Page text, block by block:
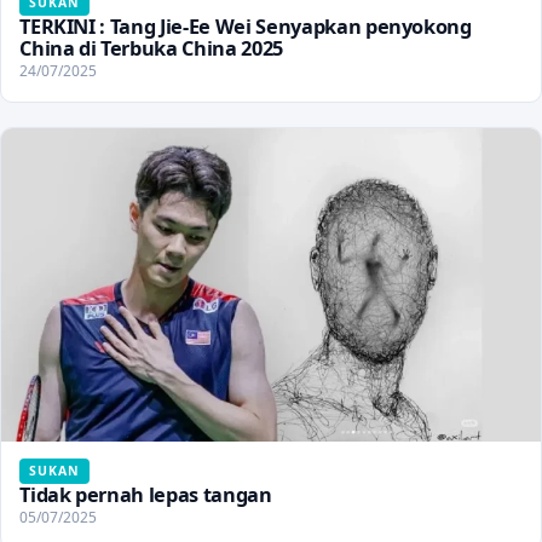
TERKINI : Tang Jie-Ee Wei Senyapkan penyokong
China di Terbuka China 2025
24/07/2025
SUKAN
Tidak pernah lepas tangan
05/07/2025